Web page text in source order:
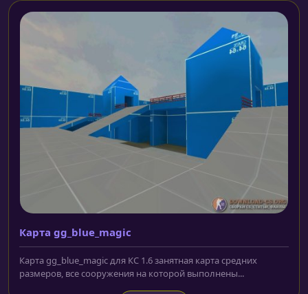
Карта gg_blue_magic
Карта gg_blue_magic для КС 1.6 занятная карта средних
размеров, все сооружения на которой выполнены...